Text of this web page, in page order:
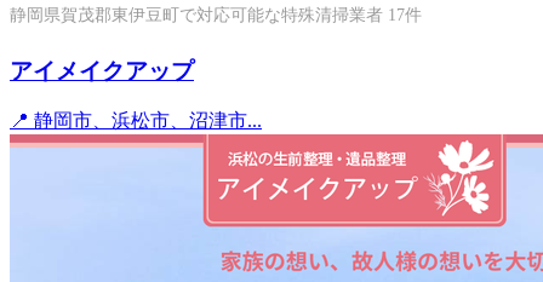
静岡県賀茂郡東伊豆町で対応可能な特殊清掃業者 17件
アイメイクアップ
📍 静岡市、浜松市、沼津市...